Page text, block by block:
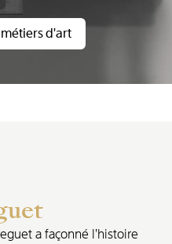
d'art
a façonné l’histoire